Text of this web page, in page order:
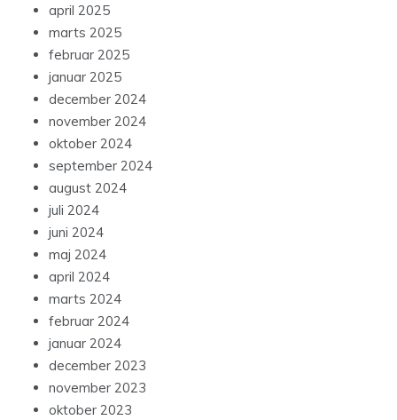
april 2025
marts 2025
februar 2025
januar 2025
december 2024
november 2024
oktober 2024
september 2024
august 2024
juli 2024
juni 2024
maj 2024
april 2024
marts 2024
februar 2024
januar 2024
december 2023
november 2023
oktober 2023